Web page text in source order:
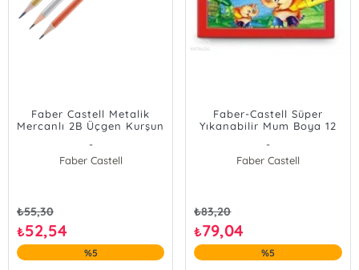
Faber Castell Metalik
Mercanlı 2B Üçgen Kurşun
-
Faber Castell
₺55,30
₺52,54
%5
Faber-Castell Süper
Yıkanabilir Mum Boya 12
-
Faber Castell
₺83,20
₺79,04
%5